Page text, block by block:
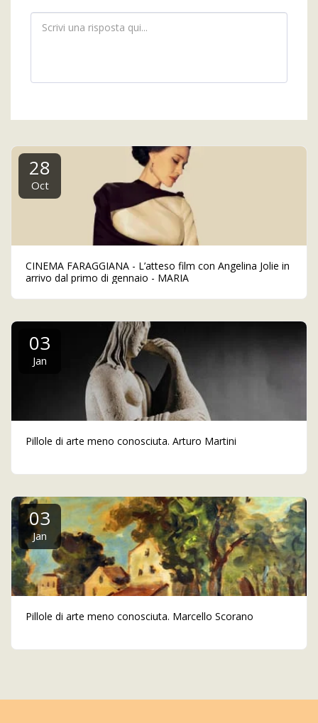
28
Oct
CINEMA FARAGGIANA - L’atteso film con Angelina Jolie in
arrivo dal primo di gennaio - MARIA
03
Jan
Pillole di arte meno conosciuta. Arturo Martini
03
Jan
Pillole di arte meno conosciuta. Marcello Scorano